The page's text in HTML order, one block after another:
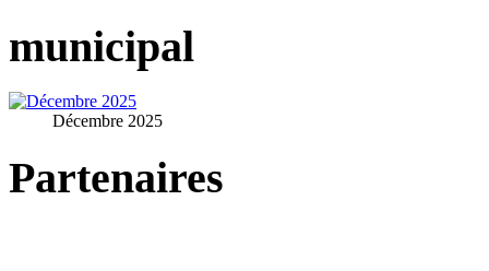
municipal
Décembre 2025
Partenaires